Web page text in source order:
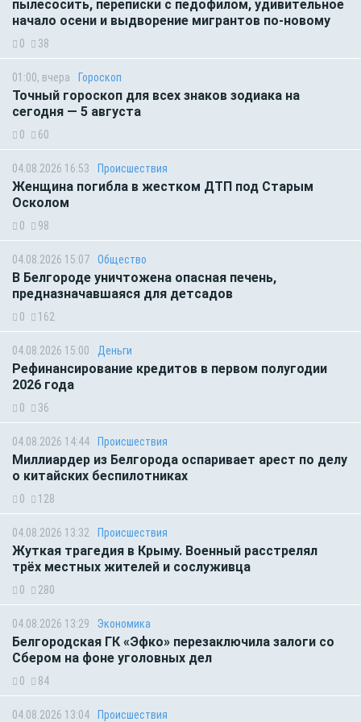
пылесосить, переписки с педофилом, удивительное
начало осени и выдворение мигрантов по-новому
0 38
01:00, вчера Гороскоп
Точный гороскоп для всех знаков зодиака на
сегодня — 5 августа
0 60
04.08.2026 16:53 Происшествия
Женщина погибла в жестком ДТП под Старым
Осколом
0 98
04.08.2026 15:07 Общество
В Белгороде уничтожена опасная печень,
предназначавшаяся для детсадов
0 162
04.08.2026 15:00 Деньги
Рефинансирование кредитов в первом полугодии
2026 года
0 36
04.08.2026 14:44 Происшествия
Миллиардер из Белгорода оспаривает арест по делу
о китайских беспилотниках
0 128
04.08.2026 13:32 Происшествия
Жуткая трагедия в Крыму. Военный расстрелял
трёх местных жителей и сослуживца
0 280
04.08.2026 13:29 Экономика
Белгородская ГК «Эфко» перезаключила залоги со
Сбером на фоне уголовных дел
0 84
04.08.2026 13:04 Происшествия